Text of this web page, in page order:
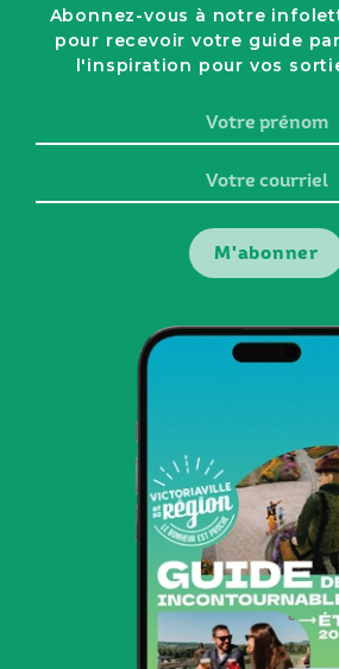
Abonnez-vous à notre
pour recevoir votre guide
l'inspiration pour vos
prénom
courriel